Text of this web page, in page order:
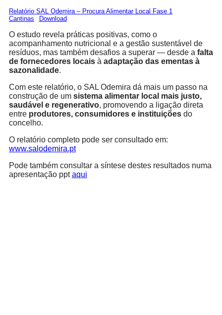
Relatório SAL Odemira – Procura Alimentar Local Fase 1
Cantinas
Download
O estudo revela práticas positivas, como o
acompanhamento nutricional e a gestão sustentável de
resíduos, mas também desafios a superar — desde a falta
de fornecedores locaisà adaptação das ementas à
sazonalidade.
Com este relatório, o SAL Odemira dá mais um passo na
construção de um sistema alimentar local mais justo,
saudável e regenerativo, promovendo a ligação direta
entre produtores, consumidores e instituiçõesdo
concelho.
O relatório completo pode ser consultado em:
www.salodemira.pt
Pode também consultar a síntese destes resultados numa
apresentação pptaqui